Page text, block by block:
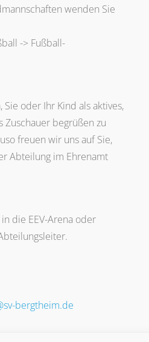
wenden Sie
-> Fußball-
oder Ihr Kind als aktives,
Zuschauer begrüßen zu
freuen wir uns auf Sie,
Abteilung im Ehrenamt
die EEV-Arena oder
bergtheim.de